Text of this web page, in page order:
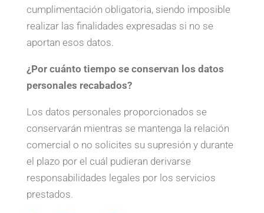
cumplimentación obligatoria, siendo imposible
realizar las finalidades expresadas si no se
aportan esos datos.
¿Por cuánto tiempo se conservan los datos
personales recabados?
Los datos personales proporcionados se
conservarán mientras se mantenga la relación
comercial o no solicites su supresión y durante
el plazo por el cuál pudieran derivarse
responsabilidades legales por los servicios
prestados.